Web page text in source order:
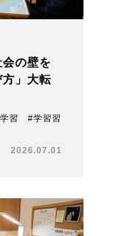
会の壁を
方」大転
習 #学習習
2026.07.01